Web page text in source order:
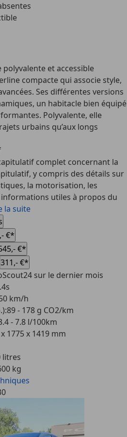
et accessible
compacte qui associe style,
Ses différentes versions
un habitacle bien équipé
Polyvalente, elle
urbains qu’aux longs
complet concernant la
y compris des détails sur
la motorisation, les
utiles à propos du
la suite
€*
€*
311,- €*
sur le dernier mois
km/h
:89 - 178 g CO2/km
- 7.8 l/100km
1775 x 1419 mm
litres
kg